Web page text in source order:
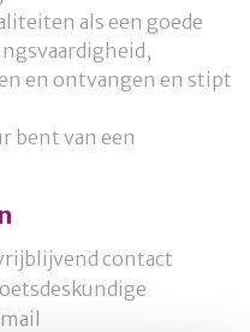
als een goede
en ontvangen en stipt
bent van een
contact